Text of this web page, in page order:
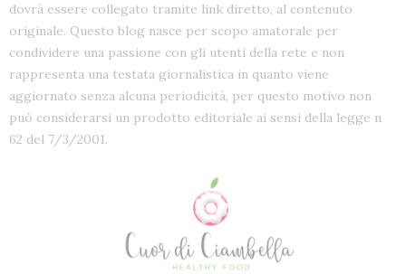
dovrà essere collegato tramite link diretto, al contenuto
originale. Questo blog nasce per scopo amatorale per
condividere una passione con gli utenti della rete e non
rappresenta una testata giornalistica in quanto viene
aggiornato senza alcuna periodicità, per questo motivo non
può considerarsi un prodotto editoriale ai sensi della legge n
62 del 7/3/2001.